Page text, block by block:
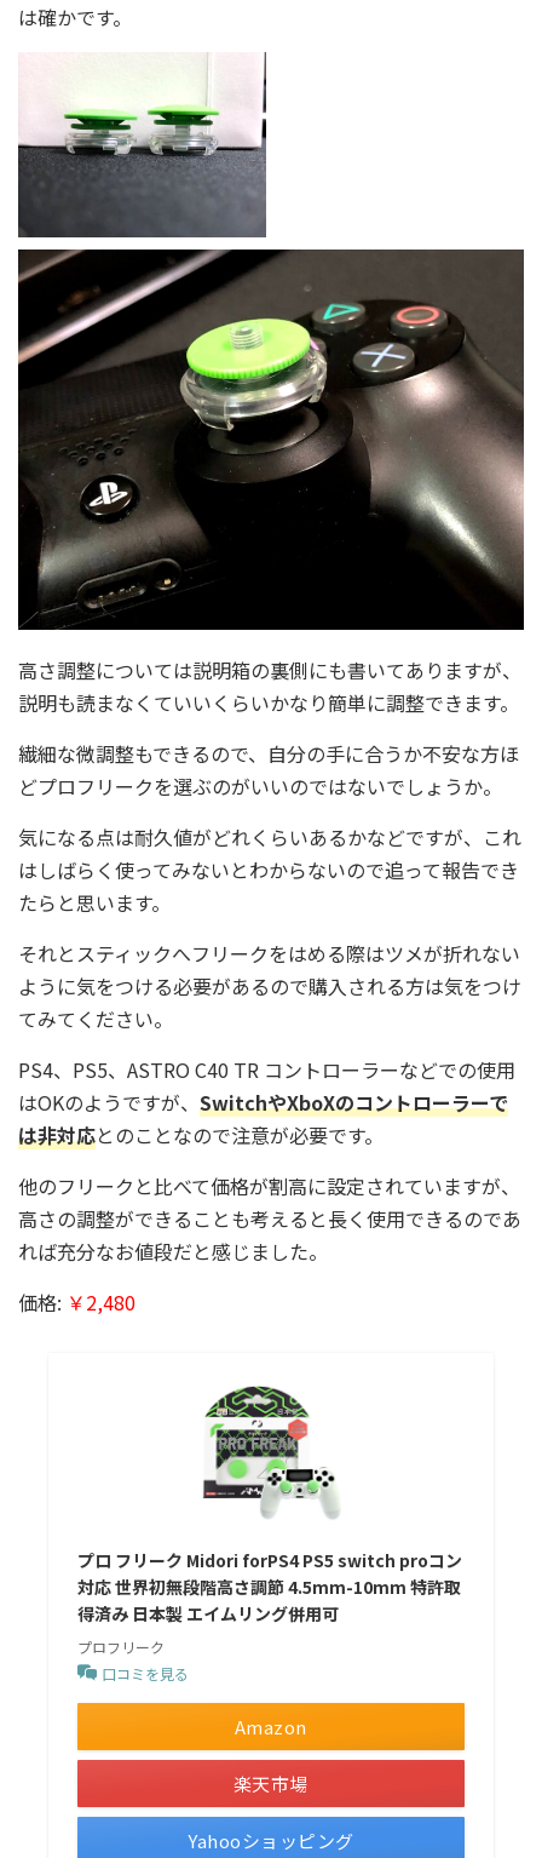
は確かです。
高さ調整については説明箱の裏側にも書いてありますが、
説明も読まなくていいくらいかなり簡単に調整できます。
繊細な微調整もできるので、自分の手に合うか不安な方ほ
どプロフリークを選ぶのがいいのではないでしょうか。
気になる点は耐久値がどれくらいあるかなどですが、これ
はしばらく使ってみないとわからないので追って報告でき
たらと思います。
それとスティックへフリークをはめる際はツメが折れない
ように気をつける必要があるので購入される方は気をつけ
てみてください。
PS4、PS5、ASTRO C40 TR コントローラーなどでの使用
はOKのようですが、 SwitchやXboXのコントローラーで
は非対応とのことなので注意が必要です。
他のフリークと比べて価格が割高に設定されていますが、
高さの調整ができることも考えると長く使用できるのであ
れば充分なお値段だと感じました。
価格: ￥2,480
プロ フリーク Midori forPS4 PS5 switch proコン
対応 世界初無段階高さ調節 4.5mm-10mm 特許取
得済み 日本製 エイムリング併用可
プロフリーク
口コミを見る
Amazon
楽天市場
Yahooショッピング